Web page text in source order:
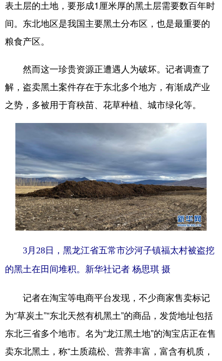
表土层的土地，要形成1厘米厚的黑土层需要数百年时
间。东北地区是我国主要黑土分布区，也是最重要的
粮食产区。
然而这一珍贵资源正遭遇人为破坏。记者调查了
解，盗卖黑土案件存在于东北多个地方，有渐成产业
之势，多被用于育秧苗、花草种植、城市绿化等。
3月28日，黑龙江省五常市沙河子镇福太村被盗挖
的黑土在田间堆积。新华社记者 杨思琪 摄
记者在淘宝等电商平台发现，不少商家售卖标记
为“草炭土”“东北天然有机黑土”的商品，发货地址包括
东北三省多个地市。名为“龙江黑土地”的淘宝店正在售
卖东北黑土，称“土质疏松、营养丰富，富含有机质，